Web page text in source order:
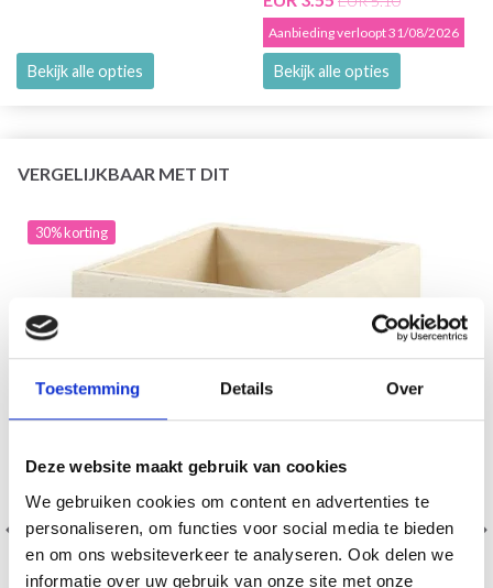
Toestemming Details Over
Deze website maakt gebruik van cookies
We gebruiken cookies om content en advertenties te
personaliseren, om functies voor social media te bieden
en om ons websiteverkeer te analyseren. Ook delen we
informatie over uw gebruik van onze site met onze
Bekijk alle opties
Aanbieding verloopt 31/08/2026
Bekijk alle opties
VERGELIJKBAAR MET DIT
30% korting